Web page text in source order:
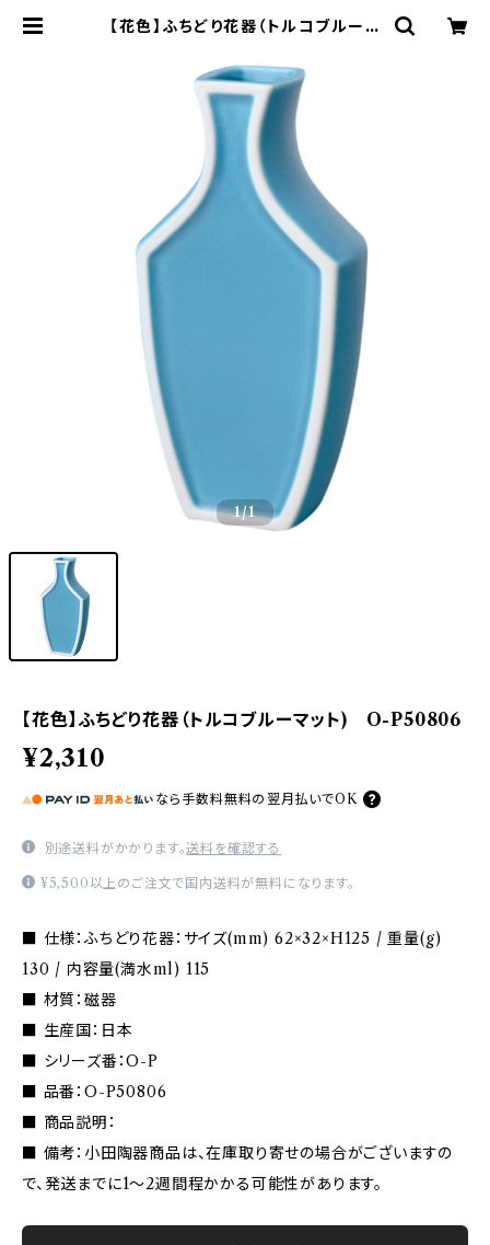
【花色】ふちどり花器（トルコブルーマ
icial shop - 山加商店 公式オンラ
インショップ
1/1
【花色】ふちどり花器（トルコブルーマット) O-P50806
¥2,310
なら 手数料無料の 翌月払いでOK
別途送料がかかります。送料を確認する
¥5,500以上のご注文で国内送料が無料になります。
■ 仕様：ふちどり花器：サイズ(mm) 62×32×H125 / 重量(g)
130 / 内容量(満水ml) 115
■ 材質：磁器
■ 生産国：日本
■ シリーズ番：O-P
■ 品番：O-P50806
■ 商品説明：
■ 備考：小田陶器商品は、在庫取り寄せの場合がございますの
で、発送までに1〜2週間程かかる可能性があります。